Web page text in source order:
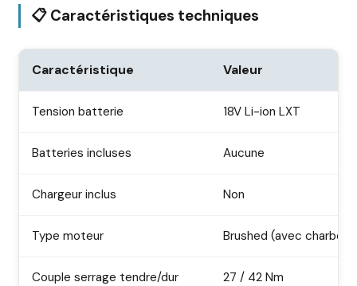
📋 Caractéristiques techniques
Caractéristique Valeur
Tension batterie 18V Li-ion LXT
Batteries incluses Aucune
Chargeur inclus Non
Type moteur Brushed (avec
Couple serrage tendre/dur 27 / 42 Nm